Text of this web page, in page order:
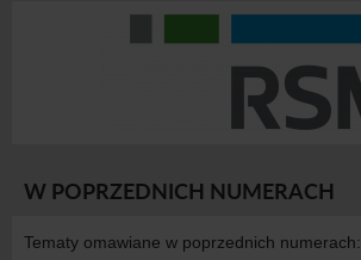
W POPRZEDNICH NUMERACH
Tematy omawiane w poprzednich numerach: